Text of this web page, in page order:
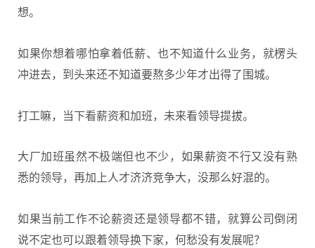
想。
如果你想着哪怕拿着低薪、也不知道什么业务，就楞头
冲进去，到头来还不知道要熬多少年才出得了围城。
打工嘛，当下看薪资和加班，未来看领导提拔。
大厂加班虽然不极端但也不少，如果薪资不行又没有熟
悉的领导，再加上人才济济竞争大，没那么好混的。
如果当前工作不论薪资还是领导都不错，就算公司倒闭
说不定也可以跟着领导换下家，何愁没有发展呢？